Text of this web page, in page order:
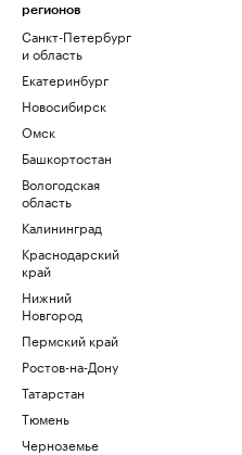
регионов
Санкт-Петербург
и область
Екатеринбург
Новосибирск
Омск
Башкортостан
Вологодская
область
Калининград
Краснодарский
край
Нижний
Новгород
Пермский край
Ростов-на-Дону
Татарстан
Тюмень
Черноземье